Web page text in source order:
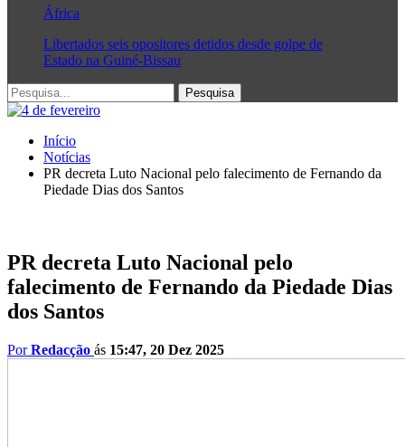
África
Libertados seis opositores detidos desde golpe de
Estado na Guiné-Bissau
Início
Notícias
PR decreta Luto Nacional pelo falecimento de Fernando da
Piedade Dias dos Santos
PR decreta Luto Nacional pelo
falecimento de Fernando da Piedade Dias
dos Santos
PorRedacção ás 15:47, 20 Dez 2025